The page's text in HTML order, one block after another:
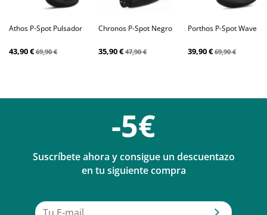
Athos P-Spot Pulsador
43,90 €69,90 €
Chronos P-Spot Negro
35,90 €47,90 €
Porthos P-Spot Wave
39,90 €69,90 €
-5€
Suscríbete ahora y consigue un descuentazo
en tu siguiente compra